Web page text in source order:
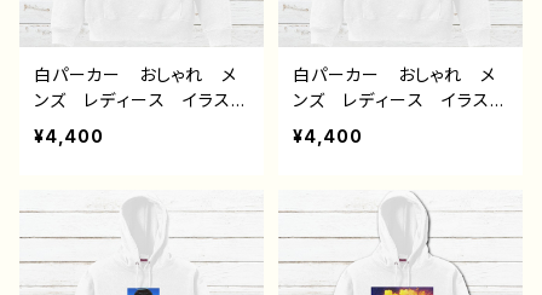
白パーカー おしゃれ メ
ンズ レディース イラス
ト 男の子 イケメン ショ
タ 少年 かわいい かっ
性的 おすすめ 人気 イ
ラストレーター 絵師 オ
リジナル デザイン グッ
ズ 片面印刷 タイトル：風
¥4,400
白パーカー おしゃれ メ
ンズ レディース イラス
ト 男の子 イケメン ショ
タ 少年 かわいい かっ
性的 おすすめ 人気 イ
ラストレーター 絵師 オ
リジナル デザイン グッ
ズ 片面印刷 タイトル：ハ
¥4,400